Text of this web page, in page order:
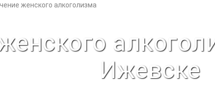
женского алкоголизма
Ижевске